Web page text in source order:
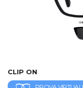
CLIP ON